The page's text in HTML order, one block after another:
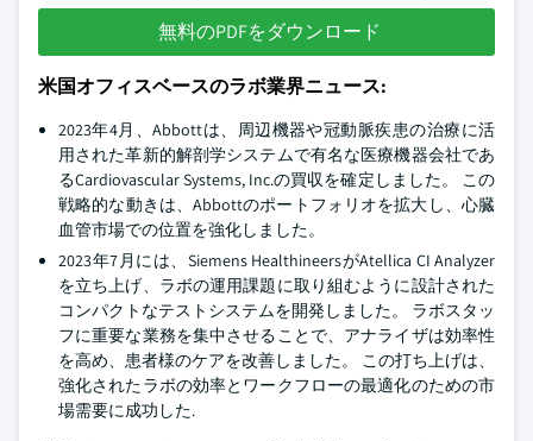
無料のPDFをダウンロード
米国オフィスベースのラボ業界ニュース:
2023年4月、Abbottは、周辺機器や冠動脈疾患の治療に活
用された革新的解剖学システムで有名な医療機器会社であ
るCardiovascular Systems, Inc.の買収を確定しました。 この
戦略的な動きは、Abbottのポートフォリオを拡大し、心臓
血管市場での位置を強化しました。
2023年7月には、Siemens HealthineersがAtellica CI Analyzer
を立ち上げ、ラボの運用課題に取り組むように設計された
コンパクトなテストシステムを開発しました。 ラボスタッ
フに重要な業務を集中させることで、アナライザは効率性
を高め、患者様のケアを改善しました。 この打ち上げは、
強化されたラボの効率とワークフローの最適化のための市
場需要に成功した.